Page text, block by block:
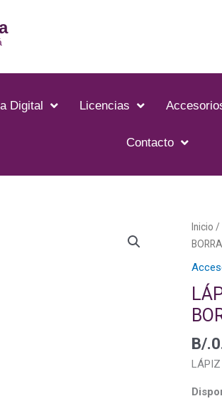
Digital Licencias
Contacto
Inicio /
B/.
LÁPIZ
LÁPIZ
DE
-